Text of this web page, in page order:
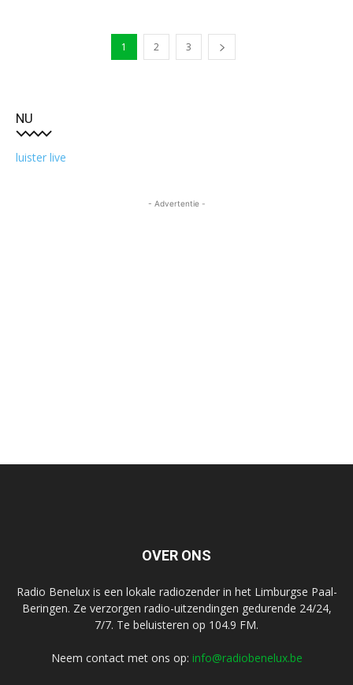
1 2 3
NU
luister live
- Advertentie -
OVER ONS
Radio Benelux is een lokale radiozender in het Limburgse Paal-
Beringen. Ze verzorgen radio-uitzendingen gedurende 24/24,
7/7. Te beluisteren op 104.9 FM.
Neem contact met ons op: info@radiobenelux.be